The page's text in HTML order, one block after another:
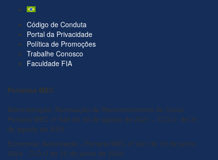
Código de Conduta
Portal da Privacidade
Política de Promoções
Trabalhe Conosco
Faculdade FIA
Portarias MEC
Administração: Renovação de Reconhecimento de Curso -
Portaria MEC nº 949 de 30 de agosto de 2021 – D.O.U. de 31
de agosto de 2021.
Economia: Autorização - Portaria MEC nº 241 de 19 de junho
2024 - D.O.U de 20 de junho de 2024